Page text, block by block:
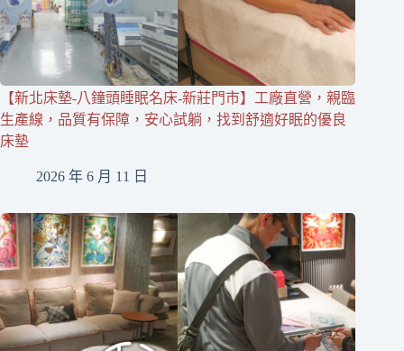
【新北床墊-八鐘頭睡眠名床-新莊門市】工廠直營，親臨
生產線，品質有保障，安心試躺，找到舒適好眠的優良
床墊
2026 年 6 月 11 日